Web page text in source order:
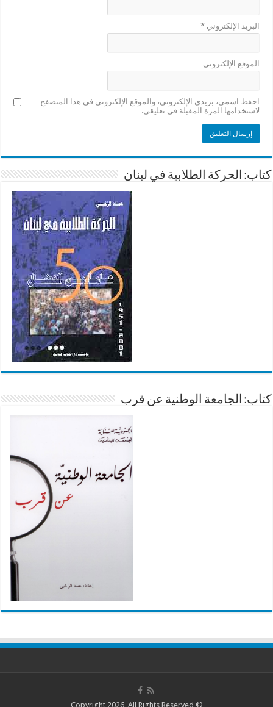
البريد الإلكتروني*
الموقع الإلكتروني
احفظ اسمي، بريدي الإلكتروني، والموقع الإلكتروني في هذا المتصفح
لاستخدامها المرة المقبلة في تعليقي.
كتاب: الحركة الطلابية في لبنان
كتاب: الجامعة الوطنية عن قرب
© Copyright 2026, All Rights Reserved